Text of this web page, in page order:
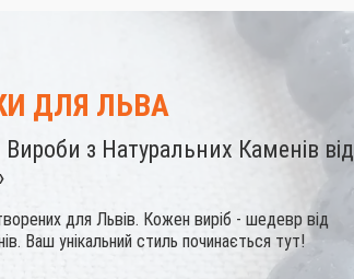
ДЛЯ ЛЬВА
з Натуральних Каменів від
для Львів. Кожен виріб - шедевр від
Ваш унікальний стиль починається тут!